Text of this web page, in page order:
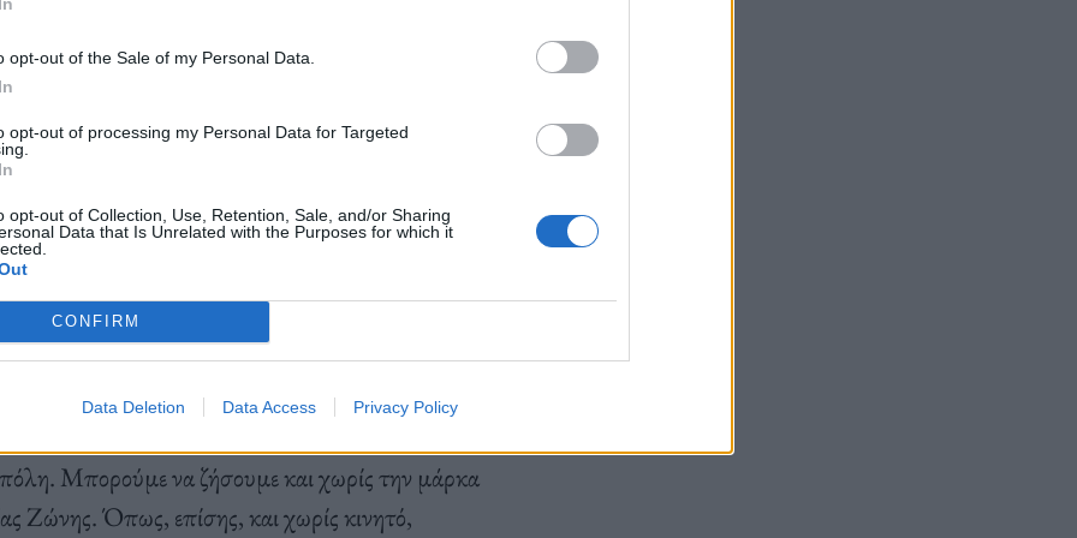
opt-out of the Sale of my Personal Data.
opt-out of processing my Personal Data for Targeted
opt-out of Collection, Use, Retention, Sale, and/or Sharing
Data that Is Unrelated with the Purposes for which it
CONFIRM
Data Deletion Data Access Privacy Policy
οινοποσία με φίλους μέχρι το πρωί σε μια
σε ψυχή και μυαλό. Ας ξεκινήσουμε από εκεί
ή προορισμό. Ας αποφασίσουμε αποτοξίνωση
να είμαστε, για αρχή, εμείς κάπως
παλιώσει, και καλώς, τα φορτικά μότο για
ξέρουμε ότι μπορεί και να μας σώσει αν, για αρχή
την μαυρίλα μας.
ή κάπως έτσι
Μπορούμε να ζήσουμε και χωρίς την μάρκα
Ζώνης. Όπως, επίσης, και χωρίς κινητό,